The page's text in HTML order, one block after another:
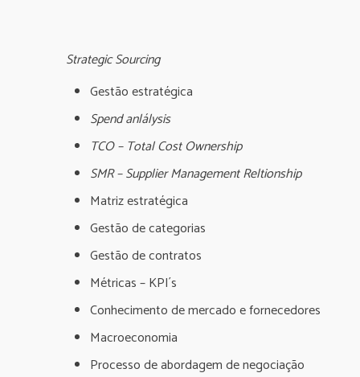
Strategic Sourcing
Gestão estratégica
Spend anlálysis
TCO – Total Cost Ownership
SMR – Supplier Management Reltionship
Matriz estratégica
Gestão de categorias
Gestão de contratos
Métricas – KPI´s
Conhecimento de mercado e fornecedores
Macroeconomia
Processo de abordagem de negociação